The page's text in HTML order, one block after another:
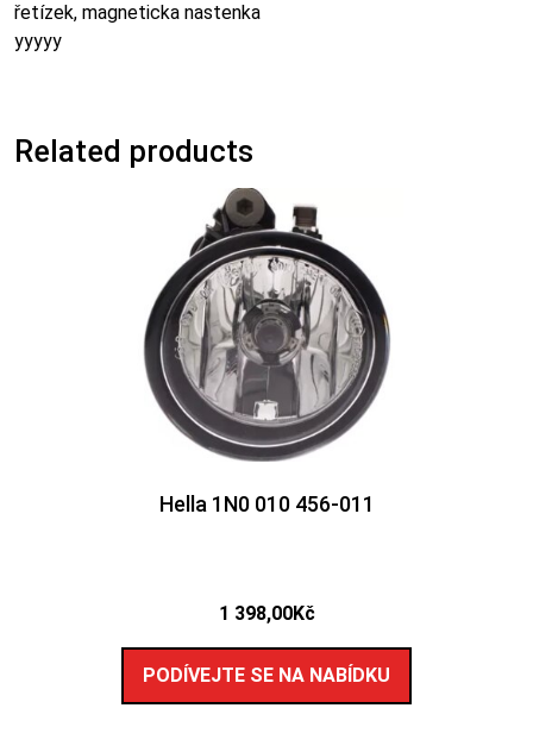
řetízek, magneticka nastenka
yyyyy
Related products
Hella 1N0 010 456-011
1 398,00Kč
PODÍVEJTE SE NA NABÍDKU